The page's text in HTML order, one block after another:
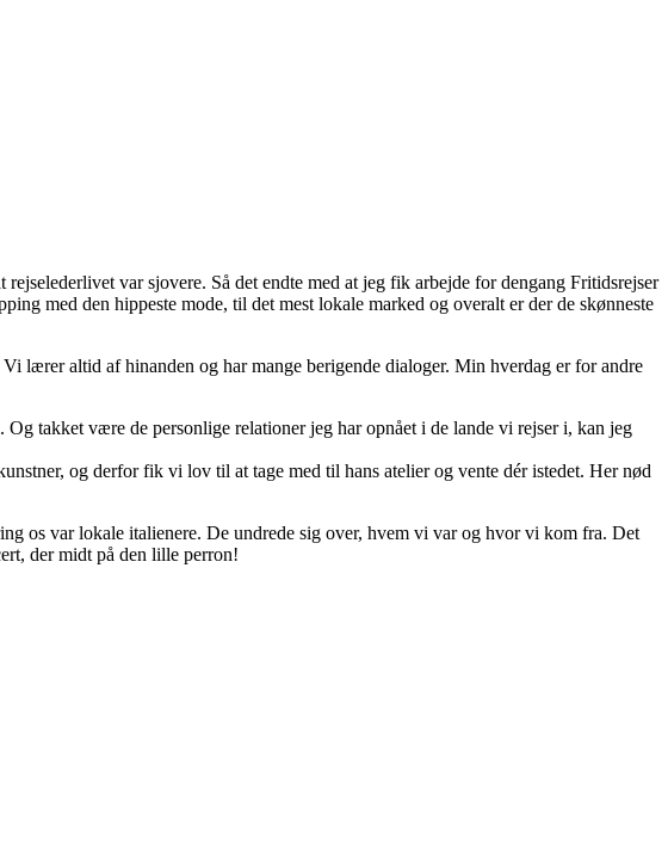
var sjovere. Så det endte med at jeg fik arbejde for dengang Fritidsrejser
med den hippeste mode, til det mest lokale marked og overalt er der de skønneste
lærer altid af hinanden og har mange berigende dialoger. Min hverdag er for andre
takket være de personlige relationer jeg har opnået i de lande vi rejser i, kan jeg
og derfor fik vi lov til at tage med til hans atelier og vente dér istedet. Her nød
os var lokale italienere. De undrede sig over, hvem vi var og hvor vi kom fra. Det
der midt på den lille perron!